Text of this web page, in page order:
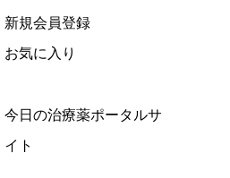
新規会員登録
お気に入り
今日の治療薬ポータルサ
イト